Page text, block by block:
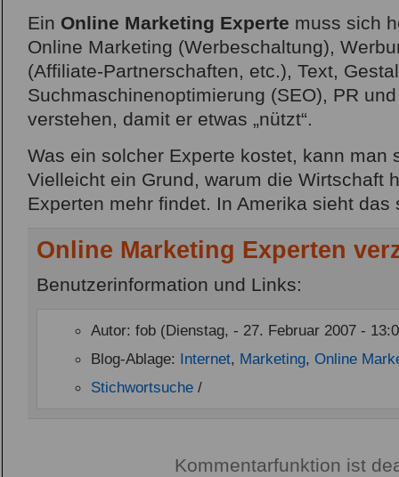
Ein Online Marketing Experte muss sich
Online Marketing (Werbeschaltung),
(Affiliate-Partnerschaften, etc.), Text,
Suchmaschinenoptimierung (SEO), PR
verstehen, damit er etwas „nützt“.
Was ein solcher Experte kostet, kann man
Vielleicht ein Grund, warum die Wirtschaft
Experten mehr findet. In Amerika sieht
Online Marketing Experten
Benutzerinformation und Links:
Autor: fob (Dienstag, - 27. Februar 2007 -
Blog-Ablage: Internet, Marketing, Online
Stichwortsuche /
Kommentarfunktion ist